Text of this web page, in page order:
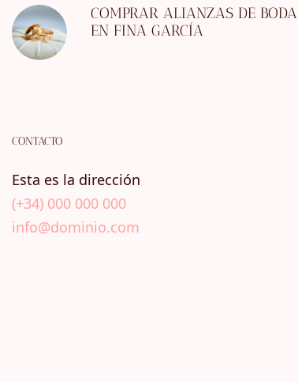
COMPRAR ALIANZAS DE BODA
EN FINA GARCÍA
CONTACTO
Esta es la dirección
(+34) 000 000 000
info@dominio.com